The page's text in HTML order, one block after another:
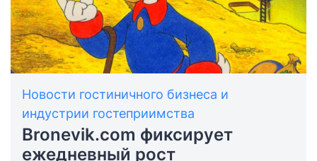
Новости гостиничного бизнеса и
индустрии гостеприимства
Bronevik.com фиксирует
ежедневный рост